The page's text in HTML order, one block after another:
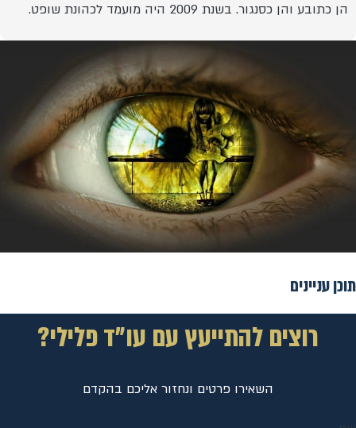
הן כתובע והן כסנגור. בשנת 2009 היה מועמד לכהונת שופט.
תוכן עניינים
רוצים להתייעץ עם עו"ד פלילי?
השאירו פרטים ונחזור אליכם בהקדם